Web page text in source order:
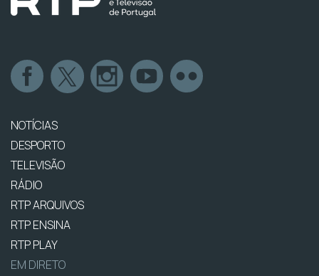
NOTÍCIAS
DESPORTO
TELEVISÃO
RÁDIO
RTP ARQUIVOS
RTP ENSINA
RTP PLAY
EM DIRETO